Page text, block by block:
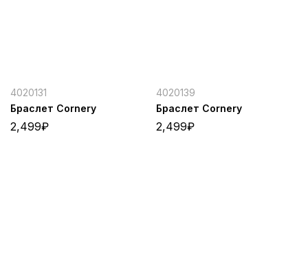
4020131
Браслет Cornery
2,499₽
4020139
Браслет Cornery
2,499₽